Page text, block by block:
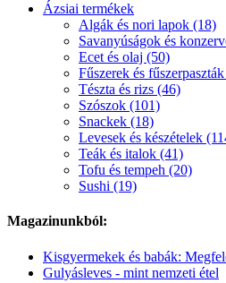
Ázsiai termékek
Algák és nori lapok (18)
Savanyúságok és
Ecet és olaj (50)
Fűszerek és
Tészta és rizs (46)
Szószok (101)
Snackek (18)
Levesek és készételek
Teák és italok (41)
Tofu és tempeh (20)
Sushi (19)
Magazinunkból:
Kisgyermekek és babák:
Gulyásleves - mint nemzeti étel